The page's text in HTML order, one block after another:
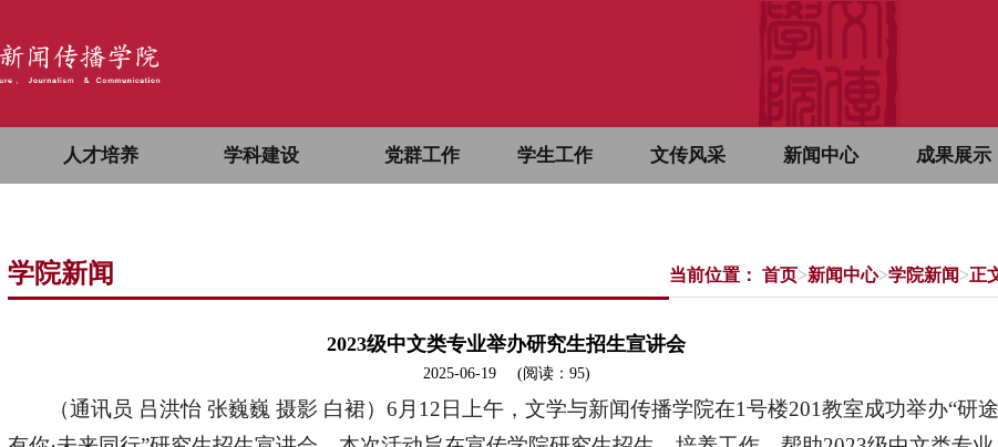
人才培养 学科建设 党群工作 学生工作 文传风采 新闻中心 成果展示
学院新闻 当前位置： 首页>新闻中心>学院新闻>正
2023级中文类专业举办研究生招生宣讲会
2025-06-19 (阅读： 95)
（通讯员 吕洪怡 张巍巍 摄影 白裙）6月12日上午，文学与新闻传播学院在1号楼201教室成功举办“研